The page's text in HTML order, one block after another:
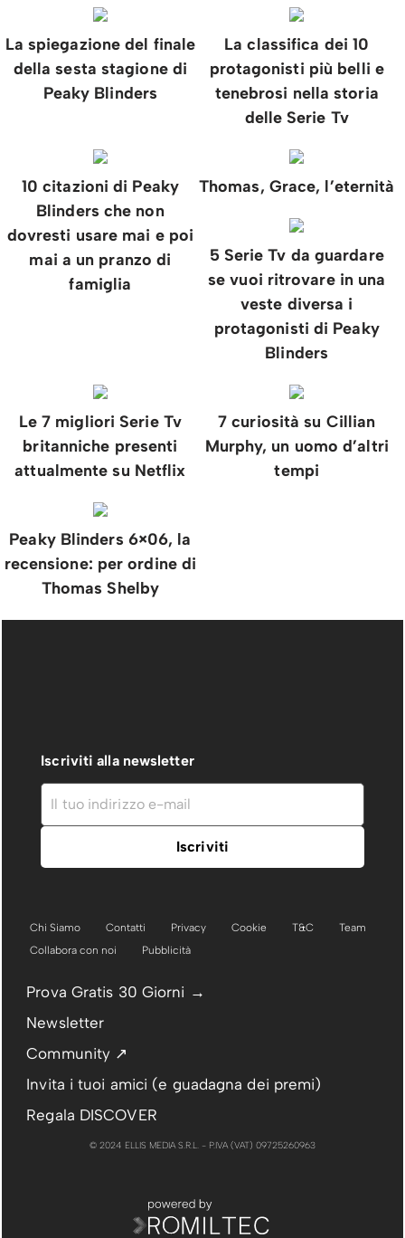
La spiegazione del finale
della sesta stagione di
Peaky Blinders
La classifica dei 10
protagonisti più belli e
tenebrosi nella storia
delle Serie Tv
10 citazioni di Peaky
Blinders che non
dovresti usare mai e poi
mai a un pranzo di
famiglia
Thomas, Grace, l’eternità
5 Serie Tv da guardare
se vuoi ritrovare in una
veste diversa i
protagonisti di Peaky
Blinders
Le 7 migliori Serie Tv
britanniche presenti
attualmente su Netflix
7 curiosità su Cillian
Murphy, un uomo d’altri
tempi
Peaky Blinders 6×06, la
recensione: per ordine di
Thomas Shelby
Iscriviti alla newsletter
Chi Siamo Contatti Privacy Cookie T&C
Team
Collabora con noi
Pubblicità
Prova Gratis 30 Giorni →
Newsletter
Community ↗
Invita i tuoi amici (e guadagna dei premi)
Regala DISCOVER
© 2024 ELLIS MEDIA S.R.L. - P.IVA (VAT) 09725260963